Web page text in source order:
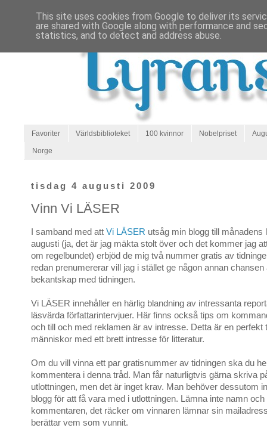
Favoriter Världsbiblioteket 100 kvinnor Nobelpriset
Norge
tisdag 4 augusti 2009
Vinn Vi LÄSER
I samband med att Vi LÄSER utsåg min blogg till månadens
augusti (ja, det är jag mäkta stolt över och det kommer jag
om regelbundet) erbjöd de mig två nummer gratis av
redan prenumererar vill jag i stället ge någon annan chansen
bekantskap med tidningen.
Vi LÄSER innehåller en härlig blandning av intressanta
läsvärda författarintervjuer. Här finns också tips om
och till och med reklamen är av intresse. Detta är en perfekt
människor med ett brett intresse för litteratur.
Om du vill vinna ett par gratisnummer av tidningen ska du
kommentera i denna tråd. Man får naturligtvis gärna skriva
utlottningen, men det är inget krav. Man behöver dessutom
blogg för att få vara med i utlottningen. Lämna inte namn
kommentaren, det räcker om vinnaren lämnar sin
berättar vem som vunnit.
This site uses cookies from Google to deliver its
are shared with Google along with performance and
statistics, and to detect and address abuse.